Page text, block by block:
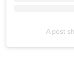
A post